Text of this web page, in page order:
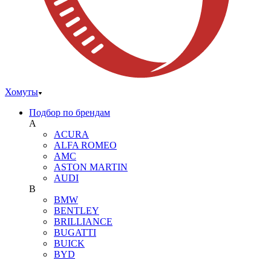
Хомуты
Подбор по брендам
A
ACURA
ALFA ROMEO
AMC
ASTON MARTIN
AUDI
B
BMW
BENTLEY
BRILLIANCE
BUGATTI
BUICK
BYD